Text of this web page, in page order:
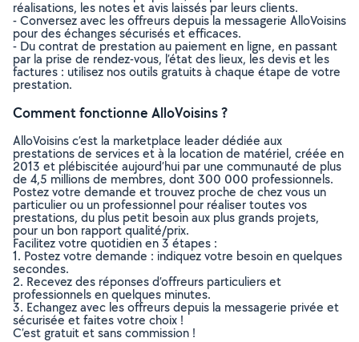
réalisations, les notes et avis laissés par leurs clients.
- Conversez avec les offreurs depuis la messagerie AlloVoisins
pour des échanges sécurisés et efficaces.
- Du contrat de prestation au paiement en ligne, en passant
par la prise de rendez-vous, l’état des lieux, les devis et les
factures : utilisez nos outils gratuits à chaque étape de votre
prestation.
Comment fonctionne AlloVoisins ?
AlloVoisins c’est la marketplace leader dédiée aux
prestations de services et à la location de matériel, créée en
2013 et plébiscitée aujourd’hui par une communauté de plus
de 4,5 millions de membres, dont 300 000 professionnels.
Postez votre demande et trouvez proche de chez vous un
particulier ou un professionnel pour réaliser toutes vos
prestations, du plus petit besoin aux plus grands projets,
pour un bon rapport qualité/prix.
Facilitez votre quotidien en 3 étapes :
1. Postez votre demande : indiquez votre besoin en quelques
secondes.
2. Recevez des réponses d’offreurs particuliers et
professionnels en quelques minutes.
3. Echangez avec les offreurs depuis la messagerie privée et
sécurisée et faites votre choix !
C’est gratuit et sans commission !